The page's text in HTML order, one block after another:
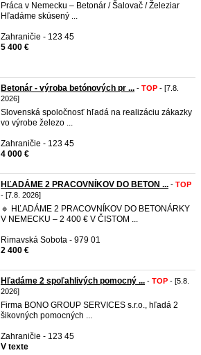
Práca v Nemecku – Betonár / Šalovač / Železiar
Hľadáme skúsený ...
Zahraničie - 123 45
5 400 €
Betonár - výroba betónových pr ... - TOP - [7.8.
2026]
Slovenská spoločnosť hľadá na realizáciu zákazky
vo výrobe železo ...
Zahraničie - 123 45
4 000 €
HĽADÁME 2 PRACOVNÍKOV DO BETON ... - TOP
- [7.8. 2026]
🔹 HĽADÁME 2 PRACOVNÍKOV DO BETONÁRKY
V NEMECKU – 2 400 € V ČISTOM ...
Rimavská Sobota - 979 01
2 400 €
Hľadáme 2 spoľahlivých pomocný ... - TOP - [5.8.
2026]
Firma BONO GROUP SERVICES s.r.o., hľadá 2
šikovných pomocných ...
Zahraničie - 123 45
V texte